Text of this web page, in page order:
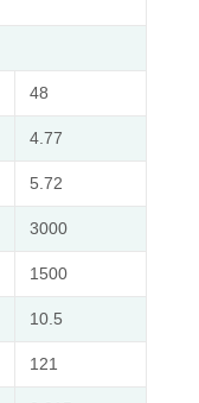
48
4.77
5.72
3000
1500
10.5
121